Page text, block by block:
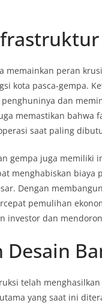
memainkan peran
kota pasca-gempa.
dan
memastikan
saat paling
gempa juga memiliki
menghabiskan biaya
Dengan
pemulihan
investor dan
telah
yang saat ini